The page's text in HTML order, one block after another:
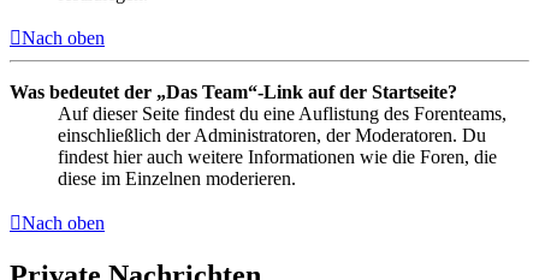
Nach oben
Was bedeutet der „Das Team“-Link auf der Startseite?
Auf dieser Seite findest du eine Auflistung des Forenteams,
einschließlich der Administratoren, der Moderatoren. Du
findest hier auch weitere Informationen wie die Foren, die
diese im Einzelnen moderieren.
Nach oben